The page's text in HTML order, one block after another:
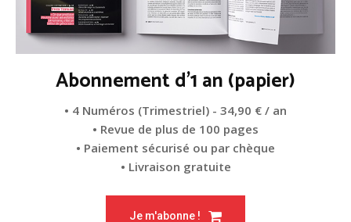
Abonnement d'1 an (papier)
• 4 Numéros (Trimestriel) - 34,90 € / an
• Revue de plus de 100 pages
• Paiement sécurisé ou par chèque
• Livraison gratuite
Je m'abonne !